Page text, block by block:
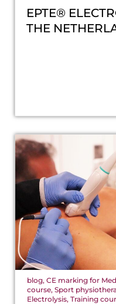
EPTE®
THE
blog, CE marking for
course, Sport
Electrolysis, Training